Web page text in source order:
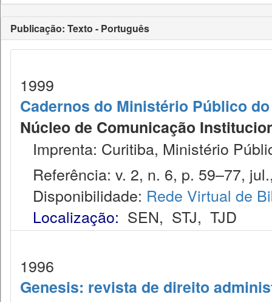
Publicação: Texto - Português
1999
Cadernos do Ministério Público
Núcleo de Comunicação
Imprenta: Curitiba, Ministério
Referência: v. 2, n. 6, p. 59–77,
Disponibilidade: Rede Virtual de
Localização: SEN, STJ, TJD
1996
Genesis: revista de direito